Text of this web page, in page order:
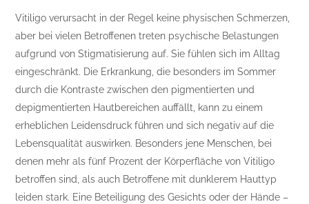
Vitiligo verursacht in der Regel keine physischen Schmerzen,
aber bei vielen Betroffenen treten psychische Belastungen
aufgrund von Stigmatisierung auf. Sie fühlen sich im Alltag
eingeschränkt. Die Erkrankung, die besonders im Sommer
durch die Kontraste zwischen den pigmentierten und
depigmentierten Hautbereichen auffällt, kann zu einem
erheblichen Leidensdruck führen und sich negativ auf die
Lebensqualität auswirken. Besonders jene Menschen, bei
denen mehr als fünf Prozent der Körperfläche von Vitiligo
betroffen sind, als auch Betroffene mit dunklerem Hauttyp
leiden stark. Eine Beteiligung des Gesichts oder der Hände –